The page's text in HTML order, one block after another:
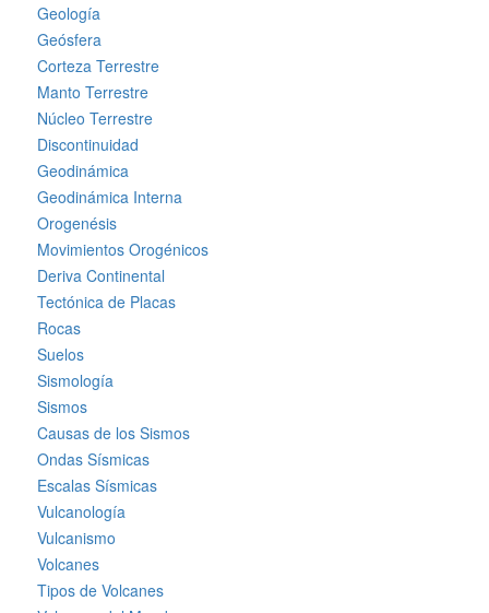
Geología
Geósfera
Corteza Terrestre
Manto Terrestre
Núcleo Terrestre
Discontinuidad
Geodinámica
Geodinámica Interna
Orogenésis
Movimientos Orogénicos
Deriva Continental
Tectónica de Placas
Rocas
Suelos
Sismología
Sismos
Causas de los Sismos
Ondas Sísmicas
Escalas Sísmicas
Vulcanología
Vulcanismo
Volcanes
Tipos de Volcanes